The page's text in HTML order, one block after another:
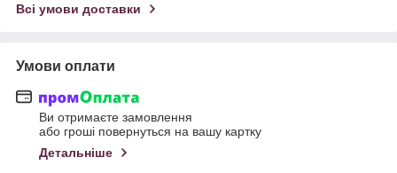
Всі умови доставки
Умови оплати
Ви отримаєте замовлення
або гроші повернуться на вашу картку
Детальніше